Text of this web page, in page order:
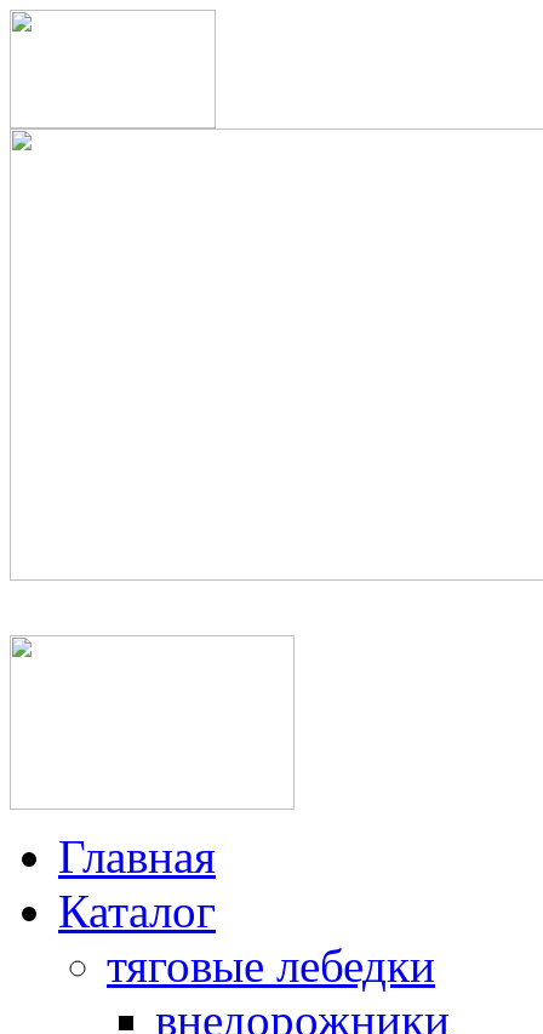
Главная
Каталог
тяговые лебедки
внедорожники